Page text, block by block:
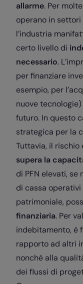
allarme. Per
operano in
l’industria
certo livello di
necessario.
per finanziare
esempio, per
nuove
futuro. In questo
strategica per la
Tuttavia, il rischio
supera la
di PFN elevati,
di cassa
patrimoniale,
finanziaria. Per
indebitamento, è
rapporto ad altri
nonché alla
dei flussi di